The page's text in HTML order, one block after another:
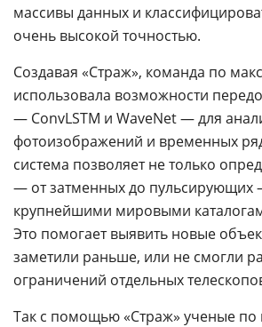
массивы данных и
очень высокой точностью.
Создавая «Страж», команда по
использовала возможности
— ConvLSTM и WaveNet — для
фотоизображений и временных
система позволяет не только
— от затменных до пульсирующих
крупнейшими мировыми каталогам
Это помогает выявить новые
заметили раньше, или не смогли
ограничений отдельных
Так с помощью «Страж» ученые по